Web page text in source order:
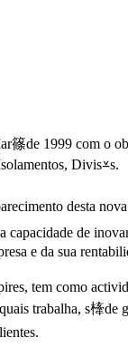
篠de 1999 com o
Divis⩡s.
desta
capacidade de
e da sua
tem como
trabalha, s㯠